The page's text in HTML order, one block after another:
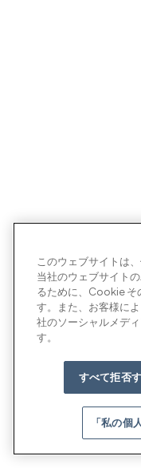
このウェブサイトは
当社のウェブサイト
るために、Cookie そ
す。また、お客様に
社のソーシャルメデ
す。
すべて拒否
「私の個